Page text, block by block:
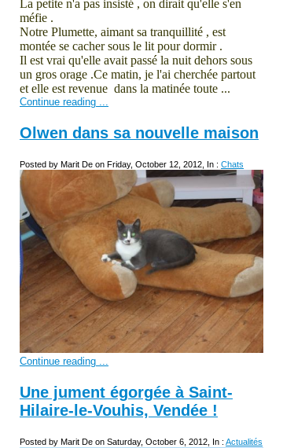
La petite n'a pas insisté , on dirait qu'elle s'en
méfie .
Notre Plumette, aimant sa tranquillité , est
montée se cacher sous le lit pour dormir .
Il est vrai qu'elle avait passé la nuit dehors sous
un gros orage .Ce matin, je l'ai cherchée partout
et elle est revenue dans la matinée toute ...
Continue reading ...
Olwen dans sa nouvelle maison
Posted by Marit De on Friday, October 12, 2012, In : Chats
Continue reading ...
Une jument égorgée à Saint-
Hilaire-le-Vouhis, Vendée !
Posted by Marit De on Saturday, October 6, 2012, In : Actualités